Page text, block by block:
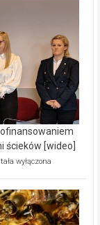
ścieków [wideo]
wyłączona